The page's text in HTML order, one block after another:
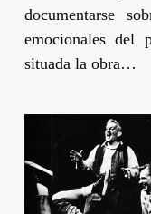
documentarse
emocionales del
situada la obra…